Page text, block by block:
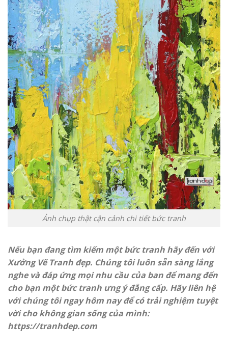
Ảnh chụp thật cận cảnh chi tiết bức tranh
Nếu bạn đang tìm kiếm một bức tranh hãy đến với
Xưởng Vẽ Tranh đẹp. Chúng tôi luôn sẵn sàng lắng
nghe và đáp ứng mọi nhu cầu của ban để mang đến
cho bạn một bức tranh ưng ý đẳng cấp. Hãy liên hệ
với chúng tôi ngay hôm nay để có trải nghiệm tuyệt
vời cho không gian sống của mình:
https://tranhdep.com